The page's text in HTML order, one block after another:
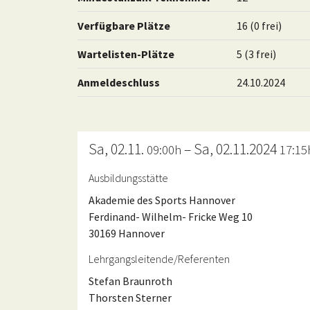
Verfügbare Plätze 16 (0 frei)
Wartelisten-Plätze 5 (3 frei)
Anmeldeschluss 24.10.2024
Sa, 02.11. 09:00h – Sa, 02.11.2024
Ausbildungsstätte
Akademie des Sports Hannover
Ferdinand- Wilhelm- Fricke Weg 10
30169 Hannover
Lehrgangsleitende/Referenten
Stefan Braunroth
Thorsten Sterner